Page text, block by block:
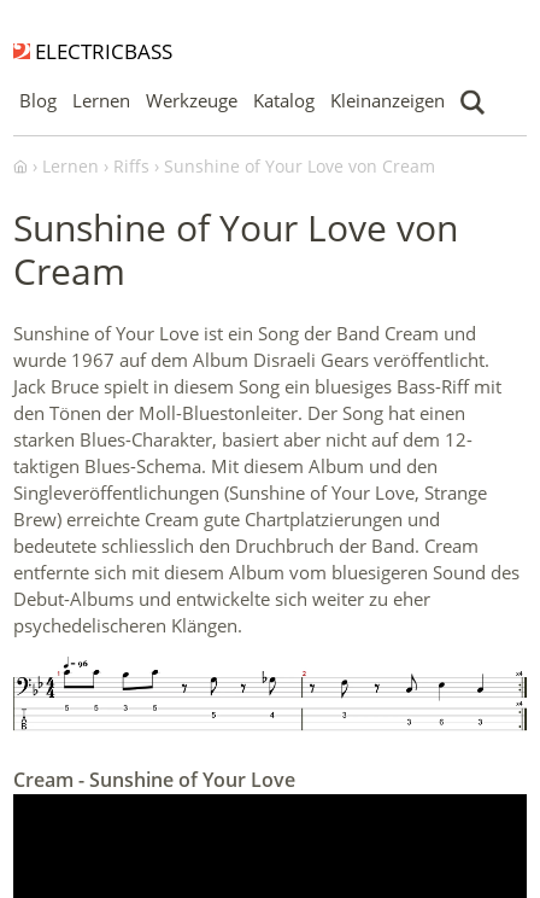
ELECTRICBASS
Blog Lernen Werkzeuge Katalog Kleinanzeigen
Lernen Riffs Sunshine of Your Love von Cream
Sunshine of Your Love von
Cream
Sunshine of Your Love ist ein Song der Band Cream und
wurde 1967 auf dem Album Disraeli Gears veröffentlicht.
Jack Bruce spielt in diesem Song ein bluesiges Bass-Riff mit
den Tönen der Moll-Bluestonleiter. Der Song hat einen
starken Blues-Charakter, basiert aber nicht auf dem 12-
taktigen Blues-Schema. Mit diesem Album und den
Singleveröffentlichungen (Sunshine of Your Love, Strange
Brew) erreichte Cream gute Chartplatzierungen und
bedeutete schliesslich den Druchbruch der Band. Cream
entfernte sich mit diesem Album vom bluesigeren Sound des
Debut-Albums und entwickelte sich weiter zu eher
psychedelischeren Klängen.
Cream - Sunshine of Your Love